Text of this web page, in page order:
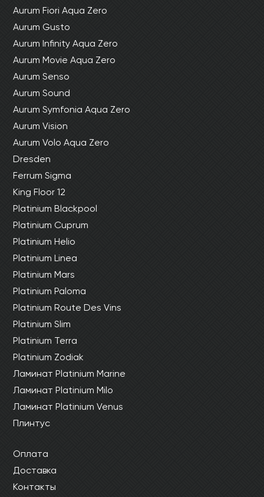
Aurum Fiori Aqua Zero
Aurum Gusto
Aurum Infinity Aqua Zero
Aurum Movie Aqua Zero
Aurum Senso
Aurum Sound
Aurum Symfonia Aqua Zero
Aurum Vision
Aurum Volo Aqua Zero
Dresden
Ferrum Sigma
King Floor 12
Platinium Blackpool
Platinium Cuprum
Platinium Helio
Platinium Linea
Platinium Mars
Platinium Paloma
Platinium Route Des Vins
Platinium Slim
Platinium Terra
Platinium Zodiak
Ламинат Platinium Marine
Ламинат Platinium Milo
Ламинат Platinium Venus
Плинтус
Оплата
Доставка
Контакты